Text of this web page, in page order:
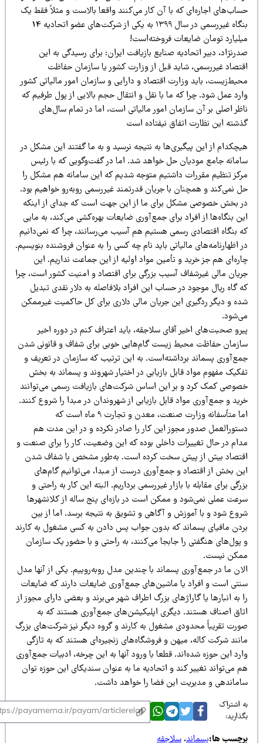
اجاره‌ای که با آن کار می‌کنند واقعا بالاست و مثلاً فقط یک
بنگاه غیررسمی در سال ۱۳۹۹ به یکی از شرکت‌های عضو اتحادیه 14
تومان ضایعات فروخته‌است!
دبیر اتحادیه صنایع بازیافت ایران: برای رسیدگی به این
غیررسمی، شاید قبل از وزارت کشور یا سازمان حفاظت
باید وزارت اقتصاد و دارایی و سازمان امور مالیاتی کشور
عمل شود. چرا که ما با نقل و انتقال حجم بالایی از پول طرفیم که
اصلی بر آن سازمان امور مالیاتی است، اما در تمام سال‌های
این نظارت اتفاق نیفتاده است
از این پیگیری‌ها به نتیجه نرسید و به ما گفتند این مشکل در
جامع مودیان حل خواهد شد. اما در گفت‌وگویی که با رئیس
تنظیم مقررات داشتیم متوجه شدیم که این سامانه هم مشکل را
نمی‌کند و همچنان با جریان قدرتمند غیررسمی روبه‌رو خواهیم بود.
بخش خصوصی مشکل برای ما از این جهت است که جدای از اینکه
بنگاه‌ها از افراد برای جمع‌آوری ضایعات بهره‌کشی می‌کند، به مایی
بنگاه اقتصادی رسمی هستیم هم آسیب می‌رسانند، چرا که نمی‌دانیم
اظهارنامه‌های مالیاتی باید نام چه کسی را به عنوان فروشنده بنویسیم.
هم جز خرید و تأمین مواد اولیه از این جماعت نداریم. این
مالی غیرشفاف آسیب بزرگی برای اقتصاد و امنیت کشور است، چرا
گاه ریال موجود در حساب این افراد بلافاصله به دلار نقدی تبدیل
و دیگر ردگیری این جریان مالی دلاری برای کل حاکمیت غیرممکن
صحبت‌های اخیر آقای سلاجقه، باید اعتراف کنم در دوره اخیر
حفاظت محیط زیست گام‌هایی خوبی برای شفاف و قانونی شدن
پسماند برداشته‌است. به این ترتیب که سازمان در تعریف و
مفهوم مواد قابل بازیابی در اختیار شهروند و پسماند به بخش
کمک کرد و بر این اساس شرکت‌های بازیافت رسمی می‌توانند
و جمع‌آوری مواد قابل بازیابی از شهروندان در مبدا را شروع کنند.
اما متأسفانه وزارت صنعت، معدن و تجارت 9 ماه است که
صدور مجوز این کار را صادر نکرده و در این مدت هم
در حال تغییرات داخلی بوده که این وضعیت، کار را برای صنعت و
بیش از پیش سخت کرده است. به‌طور مشخص با شفاف شدن
بخش از اقتصاد و جمع‌آوری درست از مبدا، می‌توانیم گا‌م‌های
برای مقابله با بازار غیررسمی برداریم. البته این کار به راحتی و
عملی نمی‌شود و ممکن است در بازه‌ای پنج ساله از کلانشهرها
شود و با آموزش و آگاهی و تشویق به نتیجه برسد. اما از بین
مافیای پسماند که بدون جواب پس دادن به کسی مشغول به کارند
پول‌های هنگفتی را جابجا می‌کنند، به راحتی و با حضور یک سازمان
نیست.
ما در جمع‌آوری پسماند با چندین مدل روبه‌روییم. یکی از آنها مدل
است و افراد یا ماشین‌های جمع‌آوری ضایعات دارند که ضایعات
به انبارها یا گاراژهای بزرگ اطراف شهر می‌برند و بعضی دارای مجوز از
اصناف هستند. دیگری اپلیکیشن‌های جمع‌آوری هستند که به
تقریباً محدودی مشغول به کارند و گروه دیگر نیز شرکت‌های بزرگ
شرکت کاله، میهن و فروشگاه‌های زنجیره‌ای هستند که به تازگی
این حوزه شده‌اند. قطعا با ورود آنها به این چرخه، ادبیات جمع‌آوری
می‌تواند تغییر کند و اتحادیه ما به عنوان سندیکای این حوزه توان
و مدیریت این فضا را خواهد داشت.
اشتراک
ها:پسماند،سلاجقه